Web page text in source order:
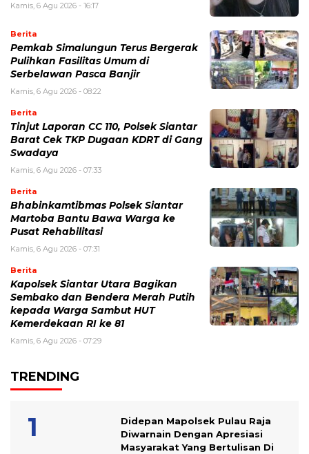
Kamis, 6 Agu 2026 - 16:17
Berita
Pemkab Simalungun Terus Bergerak
Pulihkan Fasilitas Umum di
Serbelawan Pasca Banjir
Kamis, 6 Agu 2026 - 08:22
Berita
Tinjut Laporan CC 110, Polsek Siantar
Barat Cek TKP Dugaan KDRT di Gang
Swadaya
Kamis, 6 Agu 2026 - 07:33
Berita
Bhabinkamtibmas Polsek Siantar
Martoba Bantu Bawa Warga ke
Pusat Rehabilitasi
Kamis, 6 Agu 2026 - 07:31
Berita
Kapolsek Siantar Utara Bagikan
Sembako dan Bendera Merah Putih
kepada Warga Sambut HUT
Kemerdekaan RI ke 81
Kamis, 6 Agu 2026 - 07:29
TRENDING
Didepan Mapolsek Pulau Raja
Diwarnain Dengan Apresiasi
Masyarakat Yang Bertulisan Di